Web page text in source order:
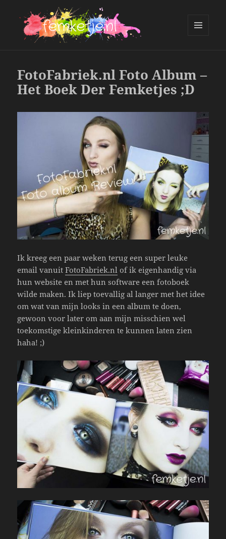
FotoFabriek.nl Foto Album –
Het Boek Der Femketjes ;D
Ik kreeg een paar weken terug een super leuke
email vanuitFotoFabriek.nl of ik eigenhandig via
hun website en met hun software een fotoboek
wilde maken. Ik liep toevallig al langer met het idee
om wat van mijn looks in een album te doen,
gewoon voor later om aan mijn misschien wel
toekomstige kleinkinderen te kunnen laten zien
haha! ;)